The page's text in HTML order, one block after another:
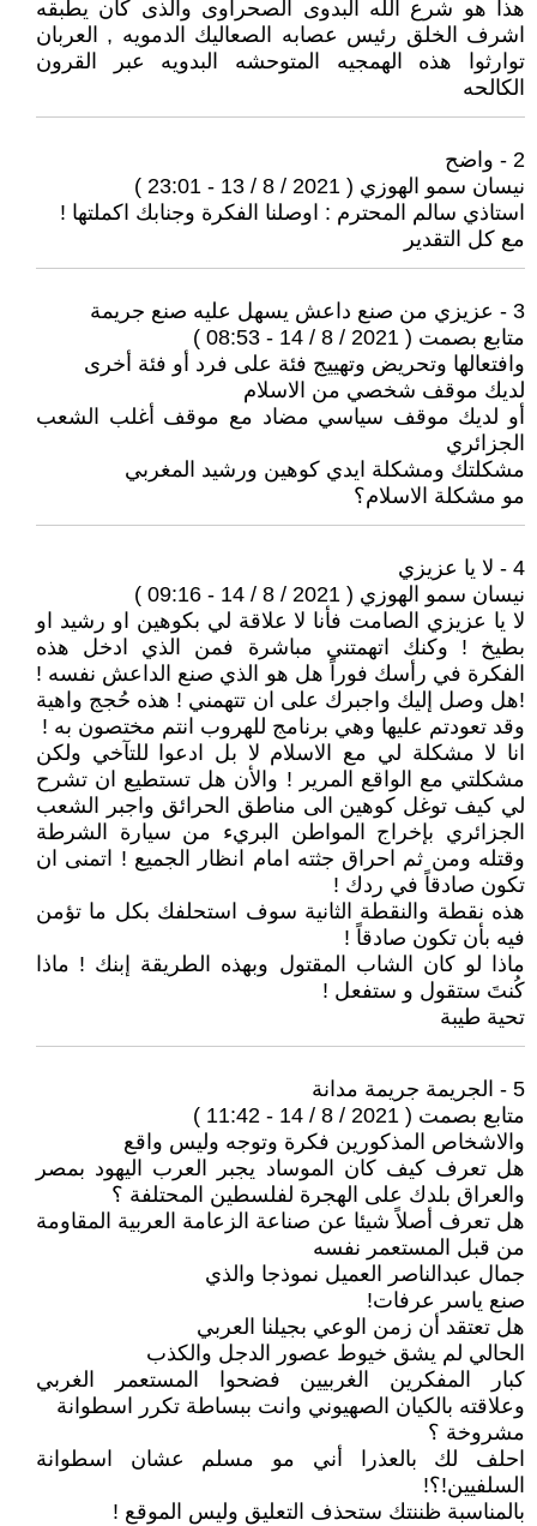
هذا هو شرع الله البدوى الصحراوى والذى كان يطبقه
اشرف الخلق رئيس عصابه الصعاليك الدمويه , العربان
توارثوا هذه الهمجيه المتوحشه البدويه عبر القرون
الكالحه
2 - واضح
نيسان سمو الهوزي ( 2021 / 8 / 13 - 23:01 )
استاذي سالم المحترم : اوصلنا الفكرة وجنابك اكملتها !
مع كل التقدير
3 - عزيزي من صنع داعش يسهل عليه صنع جريمة
متابع بصمت ( 2021 / 8 / 14 - 08:53 )
وافتعالها وتحريض وتهييج فئة على فرد أو فئة أخرى
لديك موقف شخصي من الاسلام
أو لديك موقف سياسي مضاد مع موقف أغلب الشعب
الجزائري
مشكلتك ومشكلة ايدي كوهين ورشيد المغربي
مو مشكلة الاسلام؟
4 - لا يا عزيزي
نيسان سمو الهوزي ( 2021 / 8 / 14 - 09:16 )
لا يا عزيزي الصامت فأنا لا علاقة لي بكوهين او رشيد او
بطيخ ! وكنك اتهمتني مباشرة فمن الذي ادخل هذه
الفكرة في رأسك فوراً هل هو الذي صنع الداعش نفسه !
!هل وصل إليك واجبرك على ان تتهمني ! هذه حُجج واهية
وقد تعودتم عليها وهي برنامج للهروب انتم مختصون به !
انا لا مشكلة لي مع الاسلام لا بل ادعوا للتآخي ولكن
مشكلتي مع الواقع المرير ! والأن هل تستطيع ان تشرح
لي كيف توغل كوهين الى مناطق الحرائق واجبر الشعب
الجزائري بإخراج المواطن البريء من سيارة الشرطة
وقتله ومن ثم احراق جثته امام انظار الجميع ! اتمنى ان
تكون صادقاً في ردك !
هذه نقطة والنقطة الثانية سوف استحلفك بكل ما تؤمن
فيه بأن تكون صادقاً !
ماذا لو كان الشاب المقتول وبهذه الطريقة إبنك ! ماذا
كُنتَ ستقول و ستفعل !
تحية طيبة
5 - الجريمة جريمة مدانة
متابع بصمت ( 2021 / 8 / 14 - 11:42 )
والاشخاص المذكورين فكرة وتوجه وليس واقع
هل تعرف كيف كان الموساد يجبر العرب اليهود بمصر
والعراق بلدك على الهجرة لفلسطين المحتلفة ؟
هل تعرف أصلاً شيئا عن صناعة الزعامة العربية المقاومة
من قبل المستعمر نفسه
جمال عبدالناصر العميل نموذجا والذي
صنع ياسر عرفات!
هل تعتقد أن زمن الوعي بجيلنا العربي
الحالي لم يشق خيوط عصور الدجل والكذب
كبار المفكرين الغربيين فضحوا المستعمر الغربي
وعلاقته بالكيان الصهيوني وانت ببساطة تكرر اسطوانة
مشروخة ؟
احلف لك بالعذرا أني مو مسلم عشان اسطوانة
السلفيين!؟!
بالمناسبة ظننتك ستحذف التعليق وليس الموقع !